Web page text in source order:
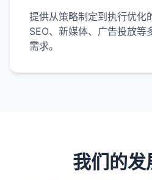
提供从策略制定到执行优化
SEO、新媒体、广告投放等
需求。
我们的发